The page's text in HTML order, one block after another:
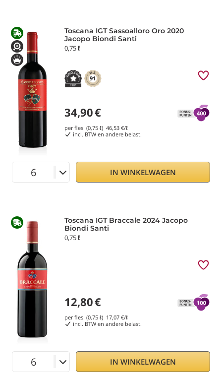
Toscana IGT Sassoalloro Oro 2020
Jacopo Biondi Santi
0,75 ℓ
91
34,90€
per fles (0,75 ℓ) 46,53 €/ℓ
incl. BTW en andere belast.
IN WINKELWAGEN
Toscana IGT Braccale 2024 Jacopo
Biondi Santi
0,75 ℓ
12,80€
per fles (0,75 ℓ) 17,07 €/ℓ
incl. BTW en andere belast.
IN WINKELWAGEN